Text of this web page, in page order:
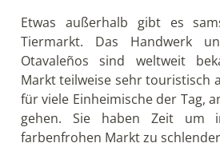
Etwas außerhalb gibt es
Tiermarkt. Das Handwerk
Otavaleños sind weltweit
Markt teilweise sehr touristisch
für viele Einheimische der Tag,
gehen. Sie haben Zeit um
farbenfrohen Markt zu